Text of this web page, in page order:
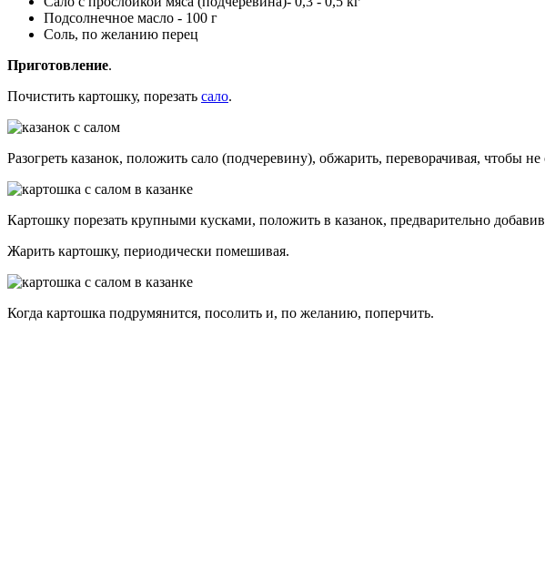
Подсолнечное масло - 100 г
Соль, по желанию перец
Приготовление.
Почистить картошку, порезать сало.
Разогреть казанок, положить сало (подчеревину), обжарить, переворачивая, чтобы не
Картошку порезать крупными кусками, положить в казанок, предварительно
Жарить картошку, периодически помешивая.
Когда картошка подрумянится, посолить и, по желанию, поперчить.